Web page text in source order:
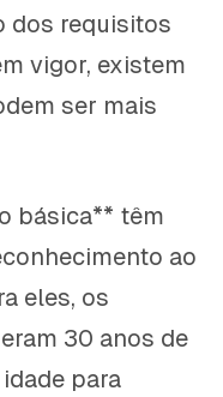
dos requisitos
vigor, existem
ser mais
básica** têm
ao
eles, os
30 anos de
para